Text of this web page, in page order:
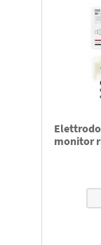
Elettrodo
monitor